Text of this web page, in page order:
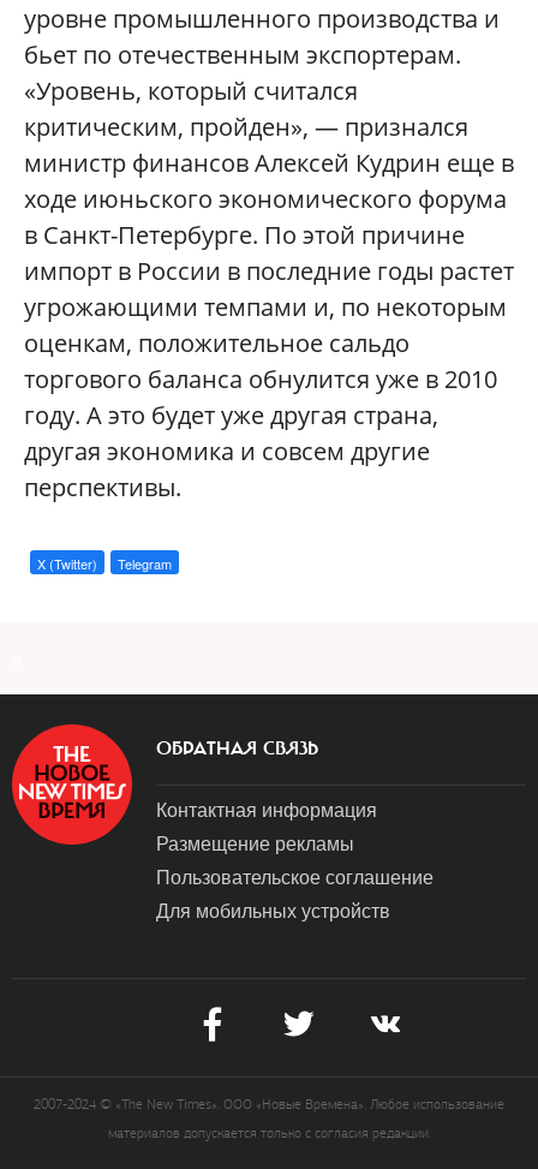
уровне промышленного производства и
бьет по отечественным экспортерам.
«Уровень, который считался
критическим, пройден», — признался
министр финансов Алексей Кудрин еще в
ходе июньского экономического форума
в Санкт-Петербурге. По этой причине
импорт в России в последние годы растет
угрожающими темпами и, по некоторым
оценкам, положительное сальдо
торгового баланса обнулится уже в 2010
году. А это будет уже другая страна,
другая экономика и совсем другие
перспективы.
X (Twitter) Telegram
ОБРАТНАЯ СВЯЗЬ
Контактная информация
Размещение рекламы
Пользовательское соглашение
Для мобильных устройств
2007-2024 © «The New Times». ООО «Новые Времена». Любое использование
материалов допускается только с согласия редакции.